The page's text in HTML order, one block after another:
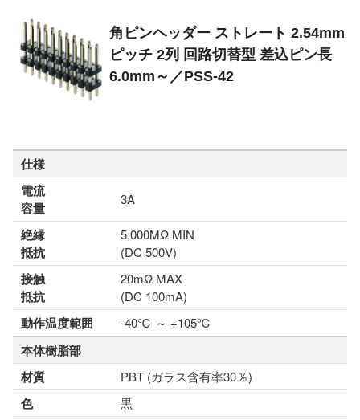
ログイン
注文・見積りについて
ご利用ガイド
会社情報
角ピンヘッダー ストレート 2.54mm
ピッチ 2列 回路切替型 差込ピン長
6.0mm～／PSS-42
仕様
電流
容量
3A
絶縁
抵抗
5,000MΩ MIN
(DC 500V)
接触
抵抗
20mΩ MAX
(DC 100mA)
動作温度範囲 -40℃ ～ +105℃
本体樹脂部
材質
PBT (ガラス含有率30％)
色 黒